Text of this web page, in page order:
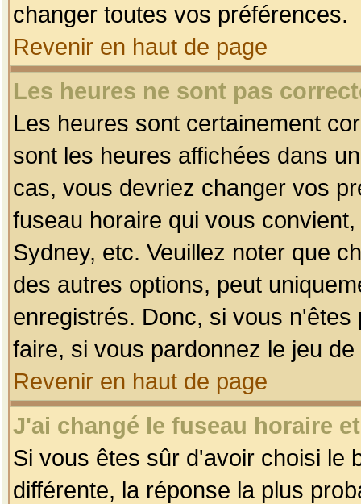
changer toutes vos préférences.
Revenir en haut de page
Les heures ne sont pas
Les heures sont certainement
sont les heures affichées dans
cas, vous devriez changer vos
fuseau horaire qui vous
Sydney, etc. Veuillez noter que
des autres options, peut
enregistrés. Donc, si vous
faire, si vous pardonnez le jeu
Revenir en haut de page
J'ai changé le fuseau horaire
Si vous êtes sûr d'avoir choisi le
différente, la réponse la plus